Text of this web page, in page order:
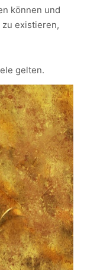
können und
existieren,
gelten.